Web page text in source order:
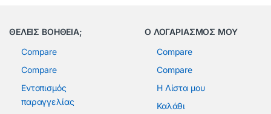
ΘΕΛΕΙΣ ΒΟΗΘΕΙΑ;
Compare
Compare
Εντοπισμός
παραγγελίας
Ο ΛΟΓΑΡΙΑΣΜΟΣ ΜΟΥ
Compare
Compare
Η Λίστα μου
Καλάθι